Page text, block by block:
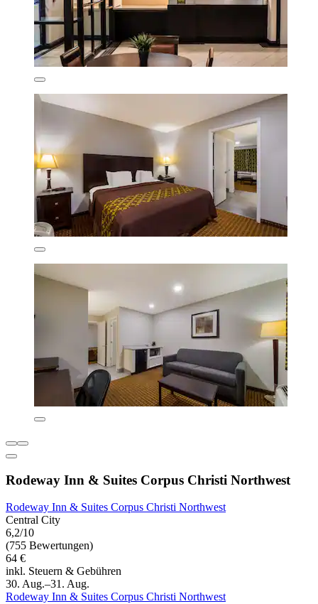
Rodeway Inn & Suites Corpus Christi Northwest
Rodeway Inn & Suites Corpus Christi Northwest
Central City
6,2/10
(755 Bewertungen)
64 €
inkl. Steuern & Gebühren
30. Aug.–31. Aug.
Rodeway Inn & Suites Corpus Christi Northwest